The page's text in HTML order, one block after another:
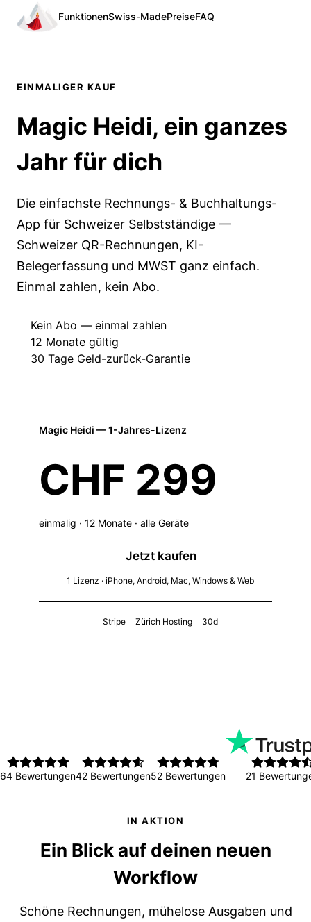
FunktionenSwiss-MadePreiseFAQ
EINMALIGER KAUF
Magic Heidi, ein ganzes
Jahr für dich
Die einfachste Rechnungs- & Buchhaltungs-
App für Schweizer Selbstständige —
Schweizer QR-Rechnungen, KI-
Belegerfassung und MWST ganz einfach.
Einmal zahlen, kein Abo.
Kein Abo — einmal zahlen
12 Monate gültig
30 Tage Geld-zurück-Garantie
Magic Heidi — 1-Jahres-Lizenz
CHF 299
einmalig · 12 Monate · alle Geräte
Jetzt kaufen
1 Lizenz · iPhone, Android, Mac, Windows & Web
Stripe Zürich Hosting 30d
64 Bewertungen42 Bewertungen52 Bewertungen 21
IN AKTION
Ein Blick auf deinen neuen
Workflow
Schöne Rechnungen, mühelose Ausgaben und